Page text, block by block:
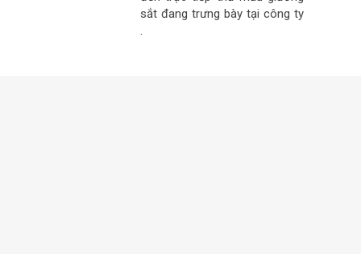
sắt đang trưng bày tại công ty